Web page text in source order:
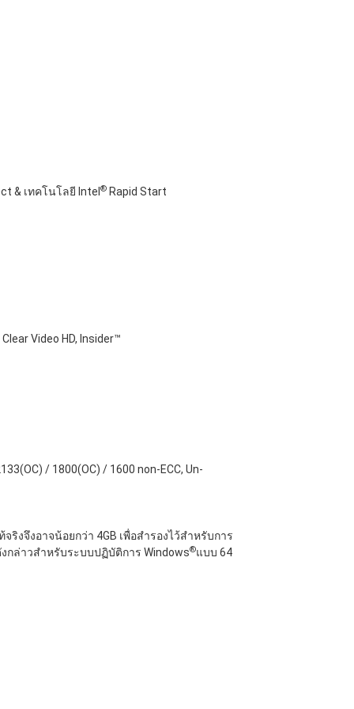
& เทคโนโลยี Intel ® Rapid Start
Video HD, Insider™
/ 1800(OC) / 1600 non-ECC, Un-
งจึงอาจน้อยกว่า 4GB เพื่อสำรองไว้สำหรับการ
กล่าวสำหรับระบบปฏิบัติการ Windows®แบบ 64